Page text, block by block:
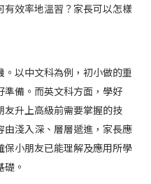
效率地溫習？家長可以怎樣
以中文科為例，初小做的重
備。而英文科方面，學好
升上高級前需要掌握的技
淺入深、層層遞進，家長應
小朋友已能理解及應用所學
。